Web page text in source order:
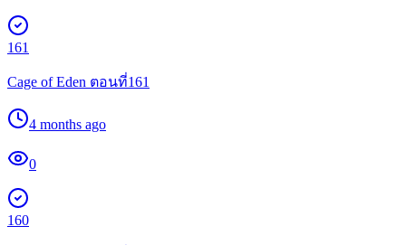
161
Cage of Eden ตอนที่161
4 months ago
0
160